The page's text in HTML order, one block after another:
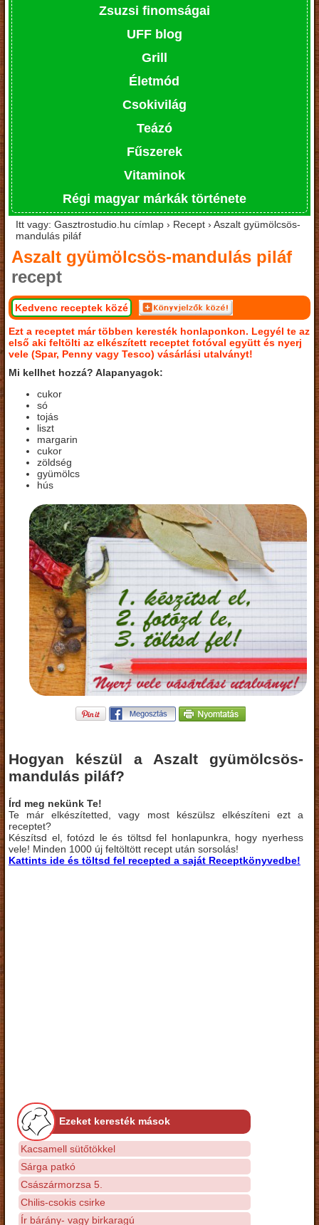
Zsuzsi finomságai
UFF blog
Grill
Életmód
Csokivilág
Teázó
Fűszerek
Vitaminok
Régi magyar márkák története
Itt vagy: Gasztrostudio.hu címlap › Recept › Aszalt gyümölcsös-
mandulás piláf
Aszalt gyümölcsös-mandulás piláf
recept
Kedvenc receptek közé
Ezt a receptet már többen keresték honlaponkon. Legyél te az
első aki feltölti az elkészített receptet fotóval együtt és nyerj
vele (Spar, Penny vagy Tesco) vásárlási utalványt!
Mi kellhet hozzá? Alapanyagok:
cukor
só
tojás
liszt
margarin
cukor
zöldség
gyümölcs
hús
Hogyan készül a Aszalt gyümölcsös-
mandulás piláf?
Írd meg nekünk Te!
Te már elkészítetted, vagy most készülsz elkészíteni ezt a
receptet?
Készítsd el, fotózd le és töltsd fel honlapunkra, hogy nyerhess
vele! Minden 1000 új feltöltött recept után sorsolás!
Kattints ide és töltsd fel recepted a saját Receptkönyvedbe!
Ezeket keresték mások
Kacsamell sütőtökkel
Sárga patkó
Császármorzsa 5.
Chilis-csokis csirke
Ír bárány- vagy birkaragú